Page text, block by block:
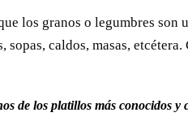
los granos o legumbres
caldos, masas,
de los platillos más conocidos y